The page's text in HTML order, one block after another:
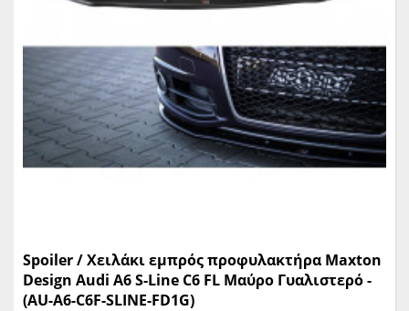
Spoiler / Χειλάκι εμπρός προφυλακτήρα Maxton
Design Audi A6 S-Line C6 FL Μαύρο Γυαλιστερό -
(AU-A6-C6F-SLINE-FD1G)